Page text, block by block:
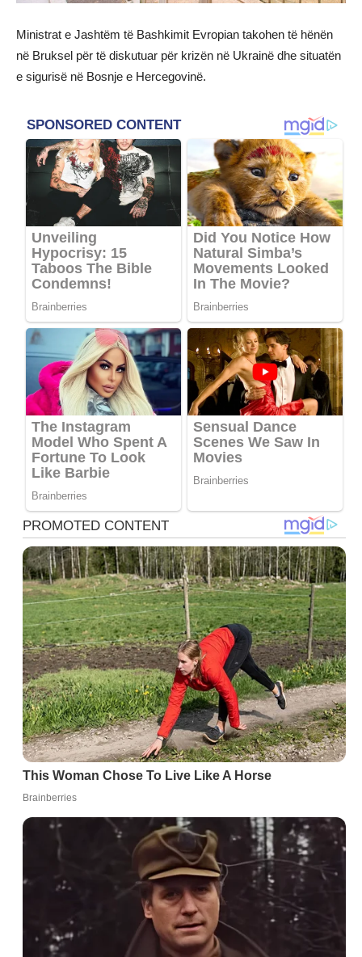
Ministrat e Jashtëm të Bashkimit Evropian takohen të hënën
në Bruksel për të diskutuar për krizën në Ukrainë dhe situatën
e sigurisë në Bosnje e Hercegovinë.